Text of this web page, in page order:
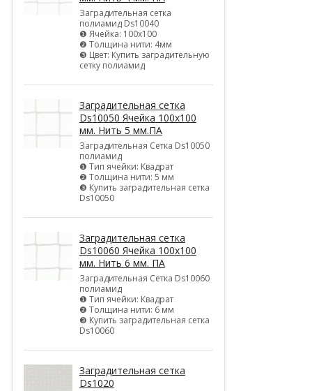
Заградительная сетка
полиамид Ds10040
❶ Ячейка: 100х100
❷ Толщина нити: 4мм
❸ Цвет: Купить заградительную
сетку полиамид
Заградительная сетка
Ds10050 Ячейка 100х100
мм. Нить 5 мм.ПА
Заградительная Сетка Ds10050
полиамид
❶ Тип ячейки: Квадрат
❷ Толщина нити: 5 мм
❸ Купить заградительная сетка
Ds10050
Заградительная сетка
Ds10060 Ячейка 100х100
мм. Нить 6 мм. ПА
Заградительная Сетка Ds10060
полиамид
❶ Тип ячейки: Квадрат
❷ Толщина нити: 6 мм
❸ Купить заградительная сетка
Ds10060
Заградительная сетка
Ds1020